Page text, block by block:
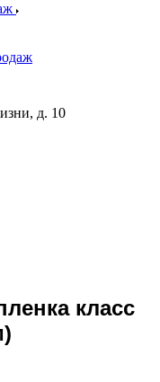
д. 10
класс